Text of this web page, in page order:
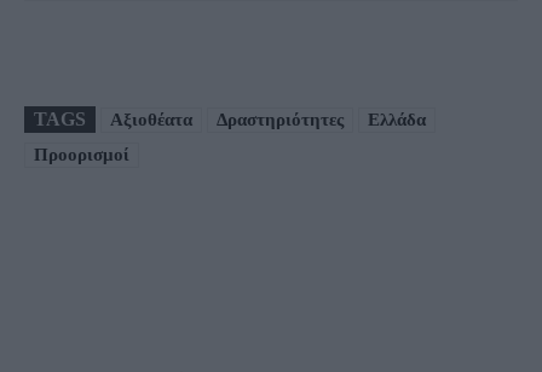
TAGS Αξιοθέατα Δραστηριότητες
Ελλάδα
Προορισμοί